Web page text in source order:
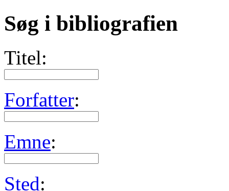
Søg i bibliografien
Titel:
Forfatter:
Emne:
Sted: